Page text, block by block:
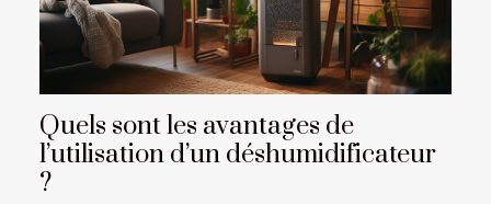
Quels sont les avantages de
l’utilisation d’un déshumidificateur
?